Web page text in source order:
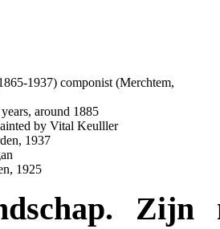
1937) componist (Merchtem,
around 1885
by Vital Keulller
1937
1925
Zijn